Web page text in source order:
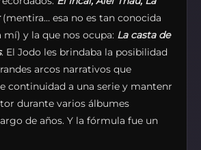
(mentira… esa no es tan conocida
y la que nos ocupa: La casta de
. El Jodo les brindaba la posibilidad
arcos narrativos que
continuidad a una serie y mantenr
durante varios álbumes
de años. Y la fórmula fue un